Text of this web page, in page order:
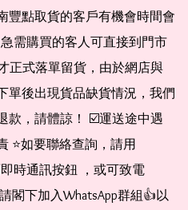
豐點取貨的客戶有機會時間會
需購買的客人可直接到門市
正式落單留貨，由於網店與
單後出現貨品缺貨情況，我們
款，請體諒！ ☑️運送途中遇
⭐️如要聯絡查詢，請用
時通訊按鈕 ，或可致電
閣下加入WhatsApp群組👍以